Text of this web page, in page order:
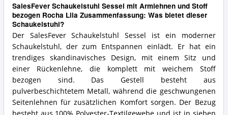
SalesFever Schaukelstuhl Sessel mit Armlehnen und Stoff
bezogen Rocha Lila Zusammenfassung: Was bietet dieser
Schaukelstuhl?
Der SalesFever Schaukelstuhl Sessel ist ein moderner
Schaukelstuhl, der zum Entspannen einlädt. Er hat ein
trendiges skandinavisches Design, mit einem Sitz und
einer Rückenlehne, die komplett mit weichem Stoff
bezogen sind. Das Gestell besteht aus
pulverbeschichtetem Metall, während die geschwungenen
Seitenlehnen für zusätzlichen Komfort sorgen. Der Bezug